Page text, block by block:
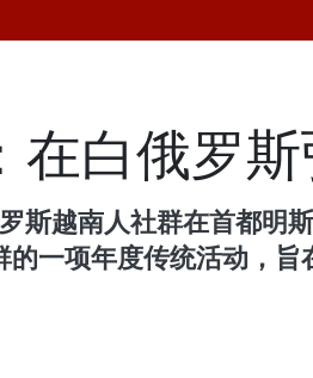
在白俄罗
斯越南人社群在首都明
的一项年度传统活动，